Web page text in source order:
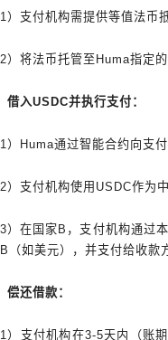
1）支付机构需提供等值法
2）将法币托管至Huma指定
借入USDC并执行支付：
1）Huma通过智能合约向支
2）支付机构使用USDC作
3）在国家B，支付机构通过
（如美元），并支付给收款
偿还借款：
1）支付机构在3-5天内（账